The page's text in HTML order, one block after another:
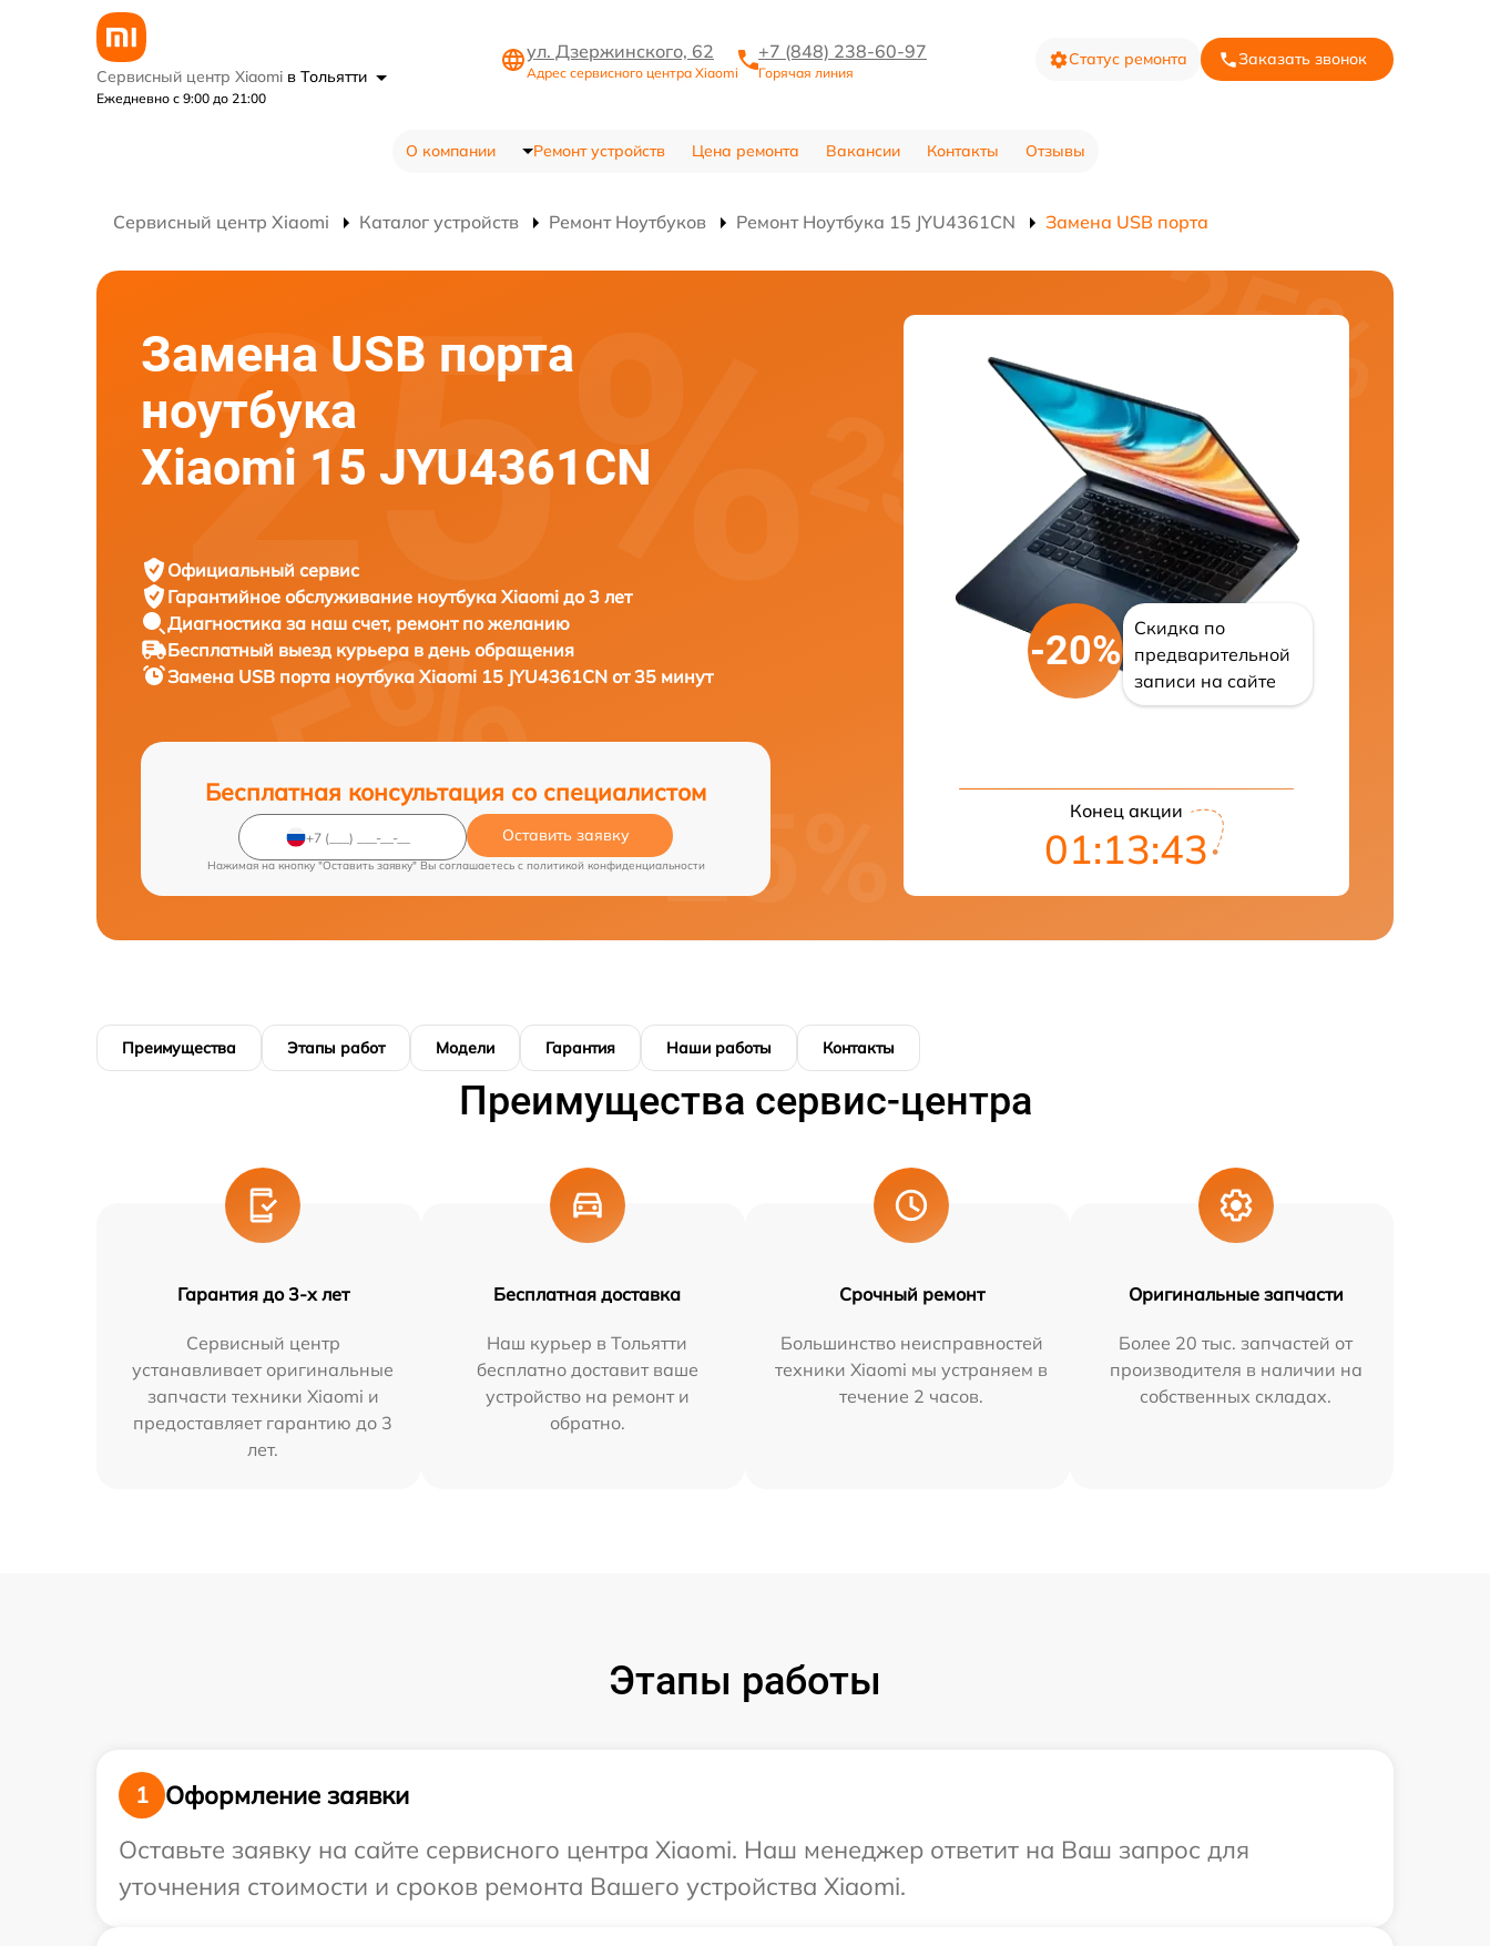
Сервисный центр Xiaomi в Тольятти
Ежедневно с 9:00 до 21:00
ул. Дзержинского, 62
Адрес сервисного центра Xiaomi
+7 (848) 238-60-97
Горячая линия
Статус ремонта Заказать звонок
О компании Ремонт устройств Цена ремонта Вакансии Контакты Отзывы
Сервисный центр Xiaomi Каталог устройств Ремонт Ноутбуков Ремонт Ноутбука 15 JYU4361CN Замена USB порта
Замена USB порта
ноутбука
Xiaomi 15 JYU4361CN
Официальный сервис
Гарантийное обслуживание ноутбука Xiaomi до 3 лет
Диагностика за наш счет, ремонт по желанию
Бесплатный выезд курьера в день обращения
Замена USB порта ноутбука Xiaomi 15 JYU4361CN от 35 минут
Бесплатная консультация со специалистом
Оставить заявку
Нажимая на кнопку "Оставить заявку" Вы соглашаетесь c политикой конфиденциальности
-20%
Скидка по
предварительной
записи на сайте
Конец акции
01:13:42
Преимущества Этапы работ Модели Гарантия Наши работы Контакты
Преимущества сервис-центра
Гарантия до 3-х лет
Сервисный центр
устанавливает оригинальные
запчасти техники Xiaomi и
предоставляет гарантию до 3
лет.
Бесплатная доставка
Наш курьер в Тольятти
бесплатно доставит ваше
устройство на ремонт и
обратно.
Срочный ремонт
Большинство неисправностей
техники Xiaomi мы устраняем в
течение 2 часов.
Оригинальные запчасти
Более 20 тыс. запчастей от
производителя в наличии на
собственных складах.
Этапы работы
1
Оформление заявки
Оставьте заявку на сайте сервисного центра Xiaomi. Наш менеджер ответит на Ваш запрос для
уточнения стоимости и сроков ремонта Вашего устройства Xiaomi.